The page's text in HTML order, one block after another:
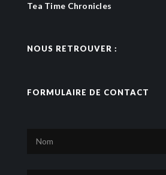
Tea Time Chronicles
NOUS RETROUVER :
FORMULAIRE DE CONTACT